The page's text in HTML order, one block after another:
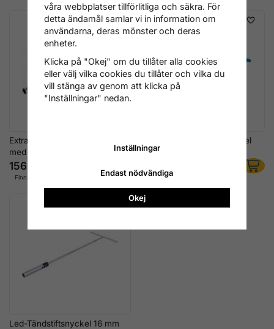
Extra Lång Tändstiftsnyckel
med T-handtag 16 mm
156 kr
Finns i lager
Extra Lång Tändstiftsnyckel
med T-handtag 20,8 mm
Finns i lager
Led-Tändstiftsnyckel 16 mm
våra webbplatser tillförlitliga och säkra. För
detta ändamål samlar vi in information om
användarna, deras mönster och deras
enheter.
Klicka på "Okej" om du tillåter alla cookies
eller välj vilka cookies du tillåter och vilka du
vill stänga av genom att klicka på
"Inställningar" nedan.
Inställningar
Endast nödvändiga
Okej